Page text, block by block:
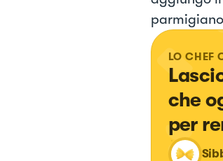
LO CHEF
che
per